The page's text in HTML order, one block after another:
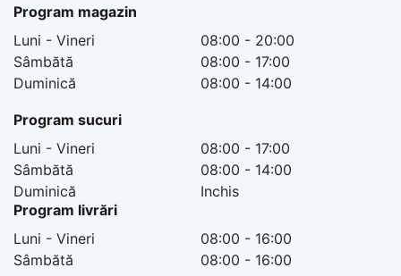
Program magazin
Luni - Vineri
Sâmbătă
Duminică
08:00 - 20:00
08:00 - 17:00
08:00 - 14:00
Program sucuri
Luni - Vineri
Sâmbătă
Duminică
08:00 - 17:00
08:00 - 14:00
Inchis
Program livrări
Luni - Vineri
Sâmbătă
08:00 - 16:00
08:00 - 16:00